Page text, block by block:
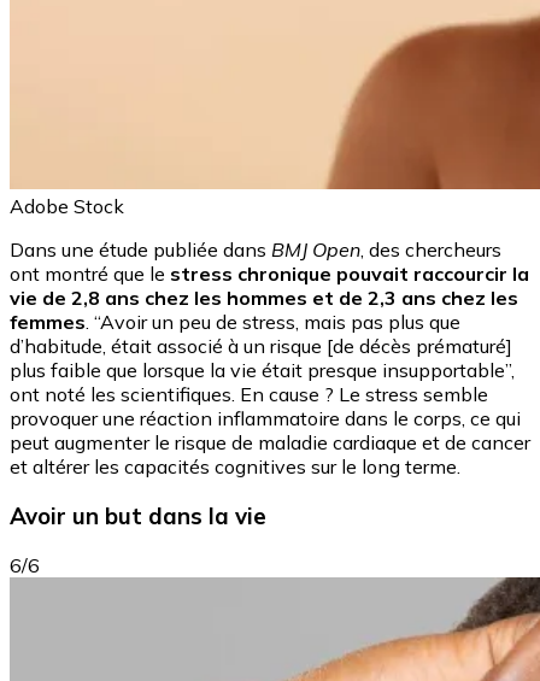
Adobe Stock
Dans une étude publiée dans BMJ Open, des chercheurs
ont montré que le stress chronique pouvait raccourcir la
vie de 2,8 ans chez les hommes et de 2,3 ans chez les
femmes. “Avoir un peu de stress, mais pas plus que
d’habitude, était associé à un risque [de décès prématuré]
plus faible que lorsque la vie était presque insupportable”,
ont noté les scientifiques. En cause ? Le stress semble
provoquer une réaction inflammatoire dans le corps, ce qui
peut augmenter le risque de maladie cardiaque et de cancer
et altérer les capacités cognitives sur le long terme.
Avoir un but dans la vie
6/6